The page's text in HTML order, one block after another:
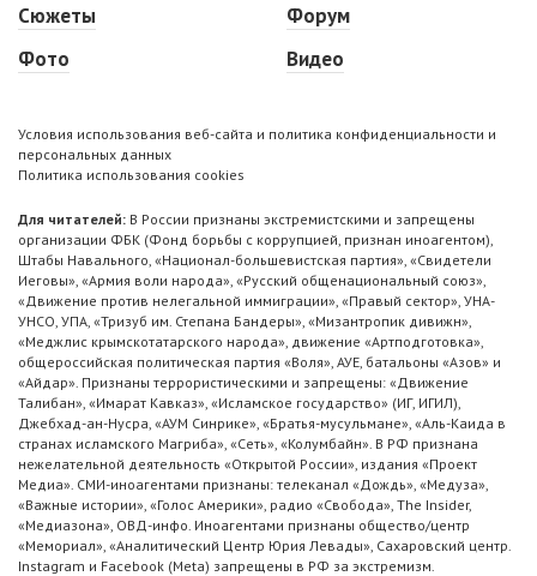
Сюжеты
Фото
Форум
Видео
Условия использования веб-сайта и политика конфиденциальности и
персональных данных
Политика использования cookies
Для читателей: В России признаны экстремистскими и запрещены
организации ФБК (Фонд борьбы с коррупцией, признан иноагентом),
Штабы Навального, «Национал-большевистская партия», «Свидетели
Иеговы», «Армия воли народа», «Русский общенациональный союз»,
«Движение против нелегальной иммиграции», «Правый сектор», УНА-
УНСО, УПА, «Тризуб им. Степана Бандеры», «Мизантропик дивижн»,
«Меджлис крымскотатарского народа», движение «Артподготовка»,
общероссийская политическая партия «Воля», АУЕ, батальоны «Азов» и
«Айдар». Признаны террористическими и запрещены: «Движение
Талибан», «Имарат Кавказ», «Исламское государство» (ИГ, ИГИЛ),
Джебхад-ан-Нусра, «АУМ Синрике», «Братья-мусульмане», «Аль-Каида в
странах исламского Магриба», «Сеть», «Колумбайн». В РФ признана
нежелательной деятельность «Открытой России», издания «Проект
Медиа». СМИ-иноагентами признаны: телеканал «Дождь», «Медуза»,
«Важные истории», «Голос Америки», радио «Свобода», The Insider,
«Медиазона», ОВД-инфо. Иноагентами признаны общество/центр
«Мемориал», «Аналитический Центр Юрия Левады», Сахаровский центр.
Instagram и Facebook (Metа) запрещены в РФ за экстремизм.